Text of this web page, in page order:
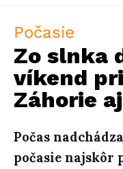
Počasie
Zo slnka
víkend
Záhorie
Počas
počasie najskôr